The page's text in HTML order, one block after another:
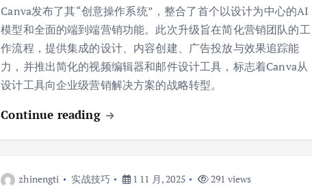
Canva发布了其“创意操作系统”，整合了首个以设计为中心的AI
模型和全面的端到端营销功能。此次升级旨在简化营销团队的工
作流程，提供集成的设计、内容创建、广告投放与效果追踪能
力，并推出简化的视频编辑器和邮件设计工具，标志着Canva从
设计工具向企业级营销解决方案的战略转型。
Continue reading
zhinengti 实战技巧 1 11 月, 2025 291 views